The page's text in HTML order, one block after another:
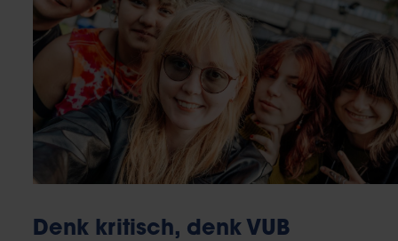
Denk kritisch, denk VUB